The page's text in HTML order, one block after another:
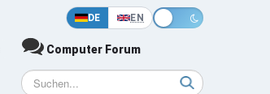
DE EN
Computer Forum